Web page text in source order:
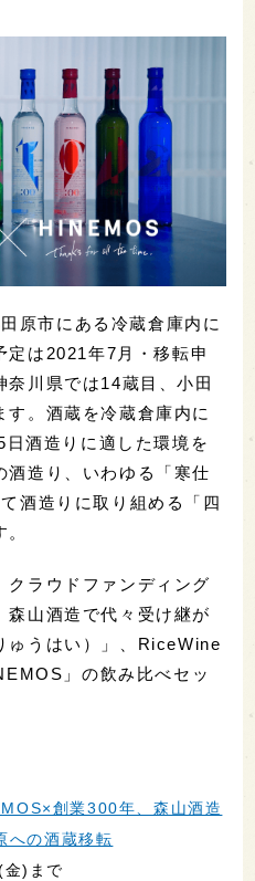
原市にある冷蔵倉庫内に
定は2021年7月・移転申
川県では14蔵目、小田
す。酒蔵を冷蔵倉庫内に
酒造りに適した環境を
酒造り、いわゆる「寒仕
酒造りに取り組める「四
クラウドファンディング
森山酒造で代々受け継が
ゅうはい）」、RiceWine
」の飲み比べセッ
創業300年、森山酒造
への酒蔵移転
)まで